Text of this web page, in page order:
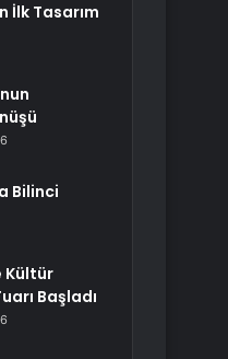
İlk Tasarım
Bilinci
Kültür
Başladı